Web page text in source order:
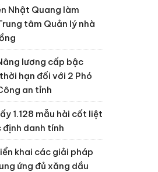
Nhật Quang làm
tâm Quản lý nhà
lương cấp bậc
hạn đối với 2 Phó
an tỉnh
1.128 mẫu hài cốt liệt
định danh tính
khai các giải pháp
ứng đủ xăng dầu